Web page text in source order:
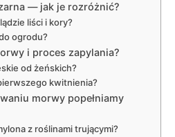
— jak je rozróżnić?
liści i kory?
ogrodu?
i proces zapylania?
od żeńskich?
kwitnienia?
morwy popełniamy
z roślinami trującymi?